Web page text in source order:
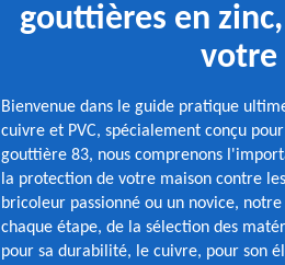
gouttières en
votre
Bienvenue dans le guide pratique
cuivre et PVC, spécialement conçu
gouttière 83, nous comprenons
la protection de votre maison contre
bricoleur passionné ou un novice,
chaque étape, de la sélection des
pour sa durabilité, le cuivre, pour son